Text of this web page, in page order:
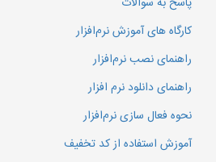
کارگاه های آموزش نرم‌افزار
راهنمای نصب نرم‌افزار
راهنمای دانلود نرم افزار
نحوه فعال سازی نرم‌افزار
آموزش استفاده از کد تخفیف